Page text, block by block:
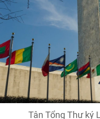
Tân Tổng Thư ký